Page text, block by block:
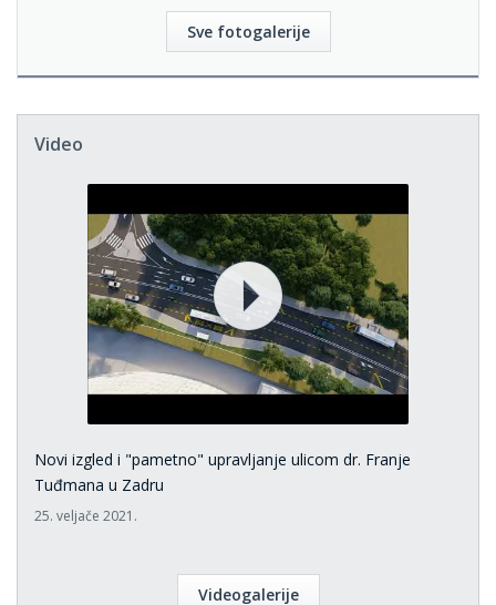
Sve fotogalerije
Video
Novi izgled i "pametno" upravljanje ulicom dr. Franje
Tuđmana u Zadru
25. veljače 2021.
Videogalerije